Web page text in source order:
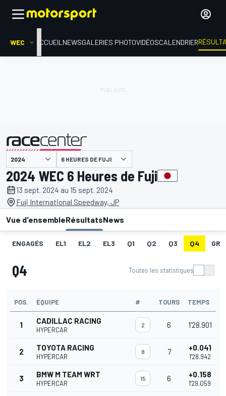
WEC ACCUEIL NEWSGALERIES PHOTOVIDÉOSCALENDRIER
présenté par 6 HEURES DE FUJI
2024 WEC 6 Heures de Fuji
13 sept. 2024 au 15 sept. 2024
Fuji International Speedway, JP
Vue d'ensembleRésultatsNews
ENGAGÉS EL1 EL2 EL3 Q1 Q2 Q3 Q4
Q4 Toutes les statistiques
POS. ÉQUIPE # TOURS TEMPS
1 CADILLAC RACING
HYPERCAR
2 6 1'28.901
2 TOYOTA RACING
HYPERCAR
8 7 +0.041
1'28.942
3 BMW M TEAM WRT
HYPERCAR
15 6 +0.158
1'29.059